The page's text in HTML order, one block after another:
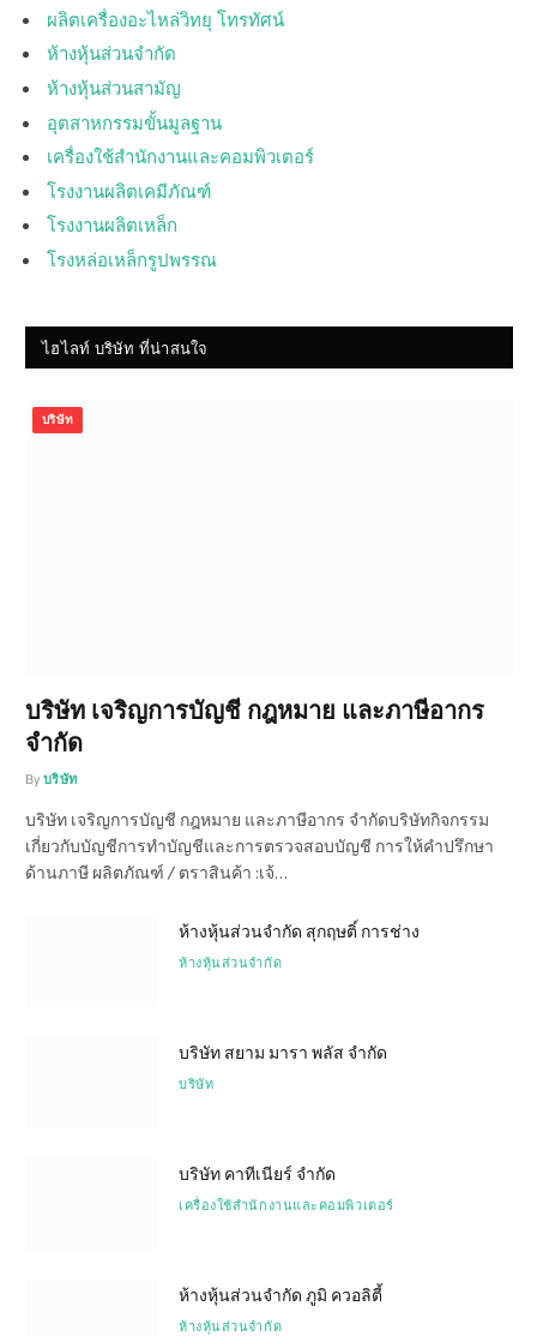
ผลิตเครื่องอะไหล่วิทยุ โทรทัศน์
ห้างหุ้นส่วนจำกัด
ห้างหุ้นส่วนสามัญ
อุตสาหกรรมขั้นมูลฐาน
เครื่องใช้สำนักงานและคอมพิวเตอร์
โรงงานผลิตเคมีภัณฑ์
โรงงานผลิตเหล็ก
โรงหล่อเหล็กรูปพรรณ
ไฮไลท์ บริษัท ที่น่าสนใจ
บริษัท
บริษัท เจริญการบัญชี กฎหมาย และภาษีอากร
จำกัด
By บริษัท
บริษัท เจริญการบัญชี กฎหมาย และภาษีอากร จำกัดบริษัทกิจกรรม
เกี่ยวกับบัญชีการทำบัญชีและการตรวจสอบบัญชี การให้คำปรึกษา
ด้านภาษี ผลิตภัณฑ์ / ตราสินค้า :เจ้…
ห้างหุ้นส่วนจำกัด สุกฤษติ์ การช่าง
ห้างหุ้นส่วนจำกัด
บริษัท สยาม มารา พลัส จำกัด
บริษัท
บริษัท คาทีเนียร์ จำกัด
เครื่องใช้สำนักงานและคอมพิวเตอร์
ห้างหุ้นส่วนจำกัด ภูมิ ควอลิตี้
ห้างหุ้นส่วนจำกัด